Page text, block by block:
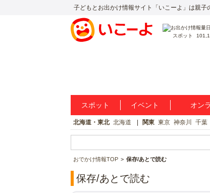
子どもとお出かけ情報サイト「いこーよ」は親子
スポット
スポット イベント オン
北海道・東北 北海道 関東 東京 神奈川 千葉
おでかけ情報TOP 保存/あとで読む
保存/あとで読む